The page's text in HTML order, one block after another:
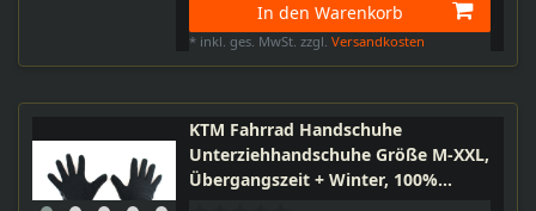
In den Warenkorb
* inkl. ges. MwSt. zzgl.Versandkosten
KTM Fahrrad Handschuhe
Unterziehhandschuhe Größe M-XXL,
Übergangszeit + Winter, 100%